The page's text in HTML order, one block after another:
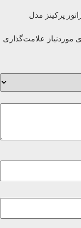
پرکینز مدل
موردنیاز علامت‌گذاری